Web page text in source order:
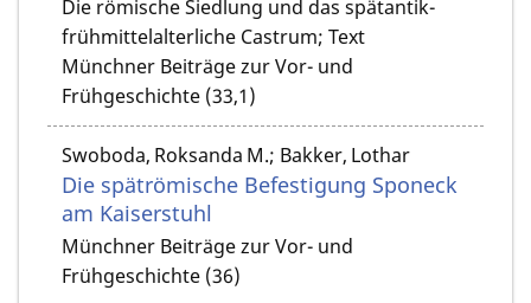
Die römische Siedlung und das spätantik-
frühmittelalterliche Castrum; Text
Münchner Beiträge zur Vor- und
Frühgeschichte (33,1)
Swoboda, Roksanda M.; Bakker, Lothar
Die spätrömische Befestigung Sponeck
am Kaiserstuhl
Münchner Beiträge zur Vor- und
Frühgeschichte (36)